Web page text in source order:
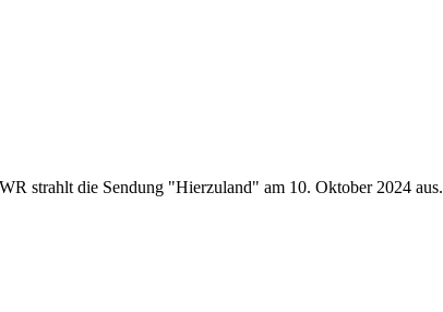
strahlt die Sendung "Hierzuland" am 10. Oktober 2024 aus.